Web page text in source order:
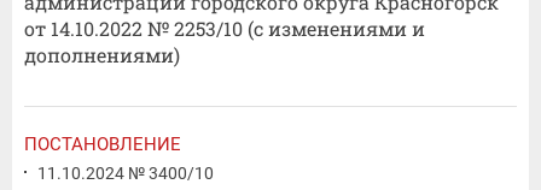
от 14.10.2022 № 2253/10 (с изменениями и
дополнениями)
ПОСТАНОВЛЕНИЕ
11.10.2024 № 3400/10